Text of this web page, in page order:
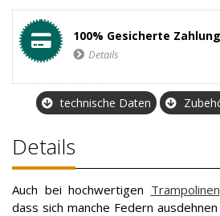
100% Gesicherte Zahlung
Details
technische Daten
Details
Auch bei hochwertigen Trampolinen
dass sich manche Federn